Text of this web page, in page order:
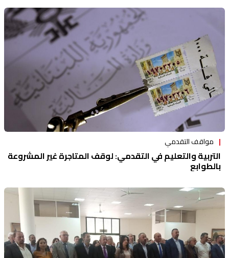
مواقف التقدمي
التربية والتعليم في التقدمي: لوقف المتاجرة غير المشروعة
بالطوابع